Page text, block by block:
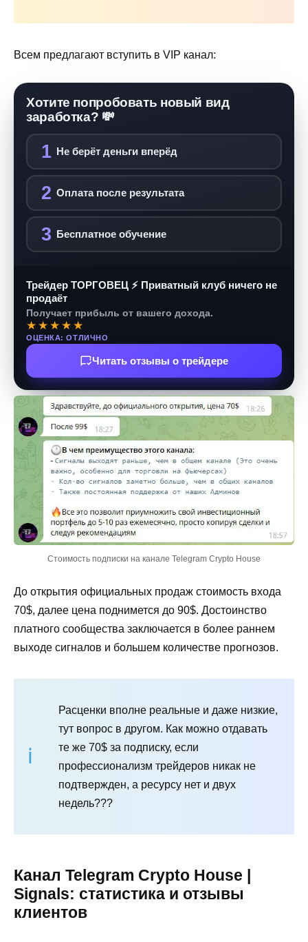
Всем предлагают вступить в VIP канал:
Хотите попробовать новый вид
заработка? 💸
1 Не берёт деньги вперёд
2 Оплата после результата
3 Бесплатное обучение
Трейдер ТОРГОВЕЦ ⚡ Приватный клуб ничего не
продаёт
Получает прибыль от вашего дохода.
★★★★★
ОЦЕНКА: ОТЛИЧНО
Читать отзывы о трейдере
Стоимость подписки на канале Telegram Crypto House
До открытия официальных продаж стоимость входа
70$, далее цена поднимется до 90$. Достоинство
платного сообщества заключается в более раннем
выходе сигналов и большем количестве прогнозов.
Расценки вполне реальные и даже низкие,
тут вопрос в другом. Как можно отдавать
те же 70$ за подписку, если
профессионализм трейдеров никак не
подтвержден, а ресурсу нет и двух
недель???
Канал Telegram Crypto House |
Signals: статистика и отзывы
клиентов